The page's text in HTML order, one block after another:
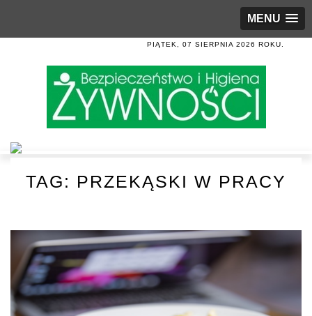
MENU
PIĄTEK, 07 SIERPNIA 2026 ROKU.
TAG: PRZEKĄSKI W PRACY